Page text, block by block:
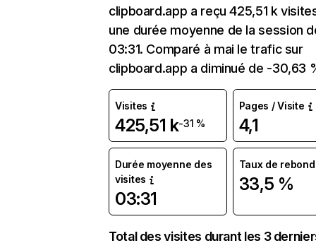
clipboard.app a reçu 425,51 k
une durée moyenne de la session
03:31. Comparé à mai le trafic sur
clipboard.app a diminué de -30,63
Visites
425,51 k-31 %
Pages / Visite
4,1
Durée moyenne des
visites
03:31
Taux de rebond
33,5 %
Total des visites durant les 3